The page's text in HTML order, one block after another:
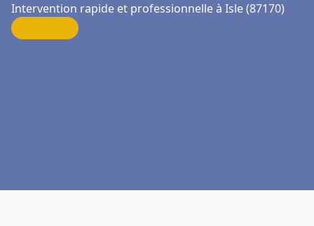
Intervention rapide et professionnelle à Isle (87170)